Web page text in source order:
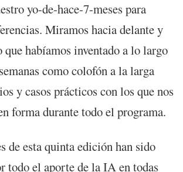
yo-de-hace-7-meses para
Miramos hacia delante y
que habíamos inventado a lo largo
como colofón a la larga
y casos prácticos con los que nos
forma durante todo el programa.
de esta quinta edición han sido
todo el aporte de la IA en todas